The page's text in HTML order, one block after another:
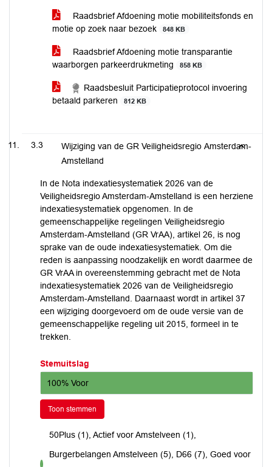
Raadsbrief Afdoening motie mobiliteitsfonds en
motie op zoek naar bezoek
848 KB
Raadsbrief Afdoening motie transparantie
waarborgen parkeerdrukmeting
858 KB
Raadsbesluit Participatieprotocol invoering
betaald parkeren
812 KB
3.3
Wijziging van de GR Veiligheidsregio Amsterdam-
Amstelland
In de Nota indexatiesystematiek 2026 van de
Veiligheidsregio Amsterdam-Amstelland is een herziene
indexatiesystematiek opgenomen. In de
gemeenschappelijke regelingen Veiligheidsregio
Amsterdam-Amstelland (GR VrAA), artikel 26, is nog
sprake van de oude indexatiesystematiek. Om die
reden is aanpassing noodzakelijk en wordt daarmee de
GR VrAA in overeenstemming gebracht met de Nota
indexatiesystematiek 2026 van de Veiligheidsregio
Amsterdam-Amstelland. Daarnaast wordt in artikel 37
een wijziging doorgevoerd om de oude versie van de
gemeenschappelijke regeling uit 2015, formeel in te
trekken.
Stemuitslag
100% Voor
Toon stemmen
50Plus (1), Actief voor Amstelveen (1),
Burgerbelangen Amstelveen (5), D66 (7), Goed voor